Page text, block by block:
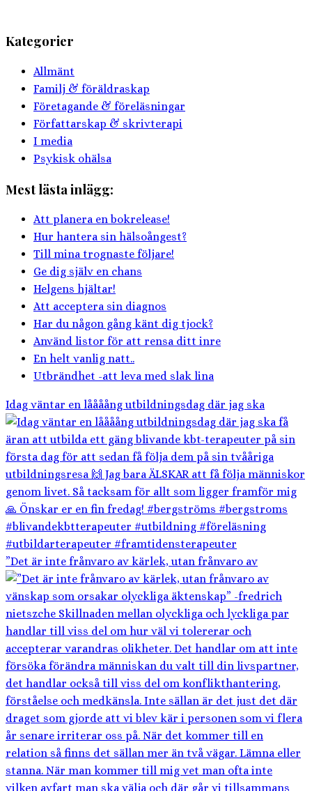
Kategorier
Allmänt
Familj & föräldraskap
Företagande & föreläsningar
Författarskap & skrivterapi
I media
Psykisk ohälsa
Mest lästa inlägg:
Att planera en bokrelease!
Hur hantera sin hälsoångest?
Till mina trognaste följare!
Ge dig själv en chans
Helgens hjältar!
Att acceptera sin diagnos
Har du någon gång känt dig tjock?
Använd listor för att rensa ditt inre
En helt vanlig natt..
Utbrändhet -att leva med slak lina
Idag väntar en låååång utbildningsdag där jag ska
”Det är inte frånvaro av kärlek, utan frånvaro av